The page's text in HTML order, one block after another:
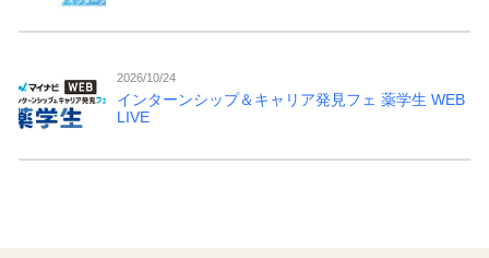
2026/10/24
インターンシップ＆キャリア発見フェ 薬学生 WEB
LIVE